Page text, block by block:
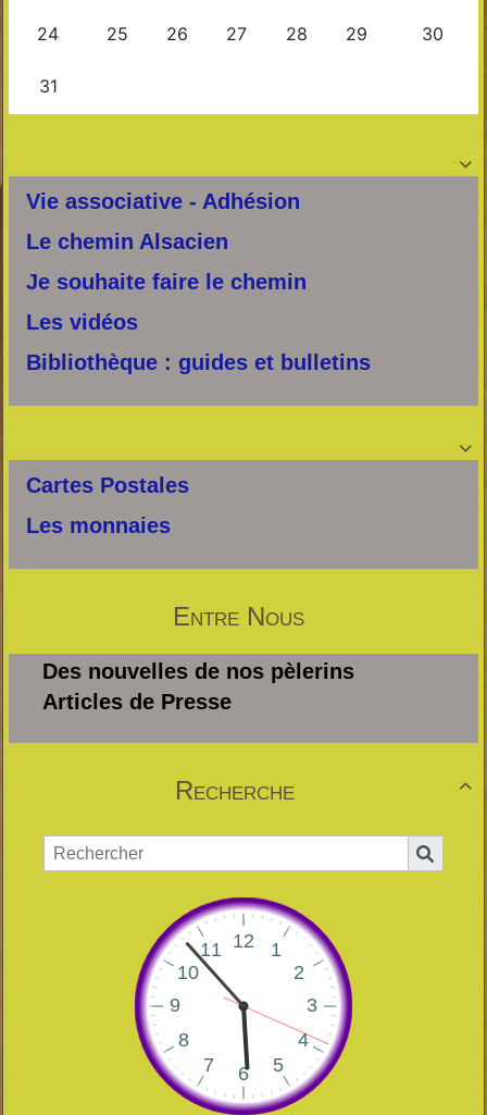

Vie associative - Adhésion
Le chemin Alsacien
Je souhaite faire le chemin
Les vidéos
Bibliothèque : guides et bulletins

Cartes Postales
Les monnaies
Entre Nous
Des nouvelles de nos pèlerins
Articles de Presse

Recherche